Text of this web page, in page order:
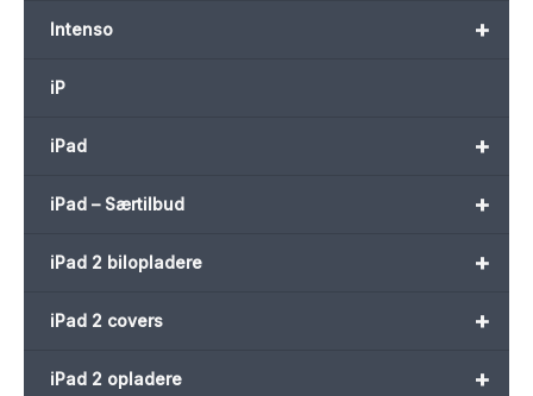
+
Intenso
iP
+
iPad
+
iPad – Særtilbud
+
iPad 2 bilopladere
+
iPad 2 covers
+
iPad 2 opladere